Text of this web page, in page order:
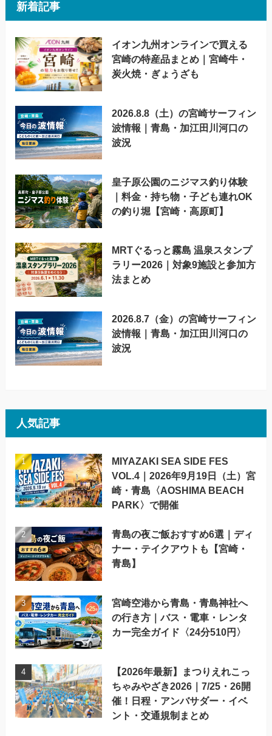
新着記事
イオン九州オンラインで買える
宮崎の特産品まとめ｜宮崎牛・
炭火焼・ぎょうざも
2026.8.8（土）の宮崎サーフィン
波情報｜青島・加江田川河口の
波況
皇子原公園のニジマス釣り体験
｜料金・持ち物・子ども連れOK
の釣り堀【宮崎・高原町】
MRTぐるっと霧島 温泉スタンプ
ラリー2026｜対象9施設と参加方
法まとめ
2026.8.7（金）の宮崎サーフィン
波情報｜青島・加江田川河口の
波況
人気記事
MIYAZAKI SEA SIDE FES
VOL.4｜2026年9月19日（土）宮
崎・青島〈AOSHIMA BEACH
PARK〉で開催
青島の夜ご飯おすすめ6選｜ディ
ナー・テイクアウトも【宮崎・
青島】
宮崎空港から青島・青島神社へ
の行き方｜バス・電車・レンタ
カー完全ガイド〈24分510円〉
【2026年最新】まつりえれこっ
ちゃみやざき2026｜7/25・26開
催！日程・アンバサダー・イベ
ント・交通規制まとめ